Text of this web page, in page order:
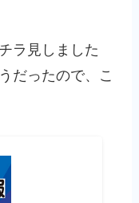
ラ見しました
だったので、こ